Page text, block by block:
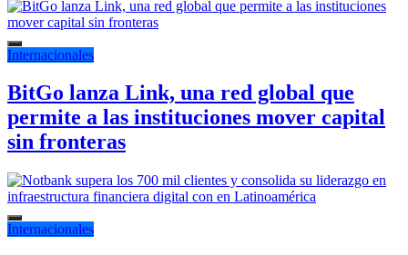
Internacionales
BitGo lanza Link, una red global que
permite a las instituciones mover capital
sin fronteras
Internacionales